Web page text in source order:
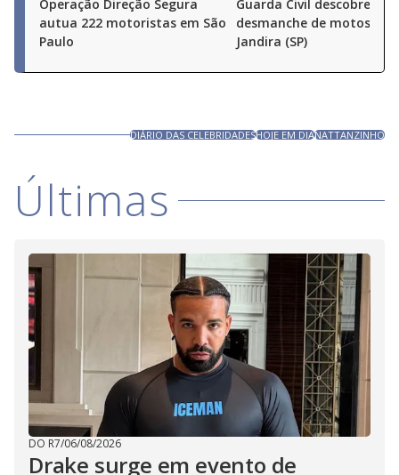
Operação Direção Segura
autua 222 motoristas em São
Paulo
Guarda Civil descobre
desmanche de motos em
Jandira (SP)
DIÁRIO DAS CELEBRIDADESHOJE EM DIANATTANZINHO
Últimas
DO R7/06/08/2026
Drake surge em evento de